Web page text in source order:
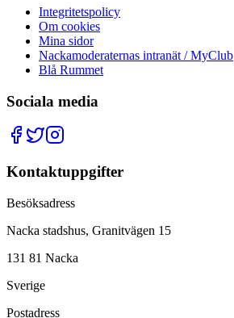
Integritetspolicy
Om cookies
Mina sidor
Nackamoderaternas intranät / MyClub
Blå Rummet
Sociala media
Kontaktuppgifter
Besöksadress
Nacka stadshus, Granitvägen 15
131 81 Nacka
Sverige
Postadress